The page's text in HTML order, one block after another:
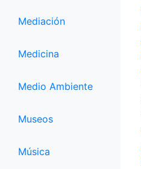
Mediación
Medicina
Medio Ambiente
Museos
Música